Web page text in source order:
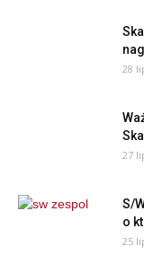
28
27
S/
o
25